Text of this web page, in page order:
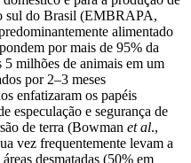
sul do Brasil (EMBRAPA,
alimentado
por mais de 95% da
5 milhões de animais em um
por 2–3 meses
enfatizaram os papéis
especulação e segurança de
de terra (Bowman et al.,
vez frequentemente levam a
desmatadas (50% em